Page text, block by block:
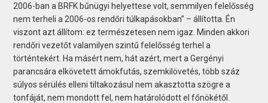
2006-ban a BRFK bűnügyi helyettese volt, semmilyen felelősség
nem terheli a 2006-os rendőri túlkapásokban” – állította. Én
viszont azt állítom: ez természetesen nem igaz. Minden akkori
rendőri vezetőt valamilyen szintű felelősség terhel a
történtekért. Ha másért nem, hát azért, mert a Gergényi
parancsára elkövetett ámokfutás, szemkilövetés, több száz
súlyos sérülés elleni tiltakozásul nem akasztotta szögre a
tonfáját, nem mondott fel, nem határolódott el főnökétől.